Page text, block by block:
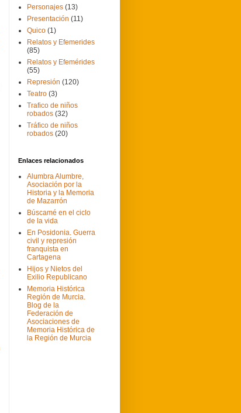
Personajes (13)
Presentación (11)
Quico (1)
Relatos y Efemerides
(85)
Relatos y Efemérides
(55)
Represión (120)
Teatro (3)
Trafico de niños
robados (32)
Tráfico de niños
robados (20)
Enlaces relacionados
Alumbra Alumbre,
Asociación por la
Historia y la Memoria
de Mazarrón
Búscamé en el ciclo
de la vida
En Posidonia. Guerra
civil y represión
franquista en
Cartagena
Hijos y Nietos del
Exilio Republicano
Memoria Histórica
Región de Murcia.
Blog de la
Federación de
Asociaciones de
Memoria Histórica de
la Región de Murcia